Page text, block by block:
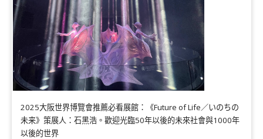
2025大阪世界博覽會推薦必看展館：《Future of Life／いのちの
未来》策展人：石黑浩。歡迎光臨50年以後的未來社會與1000年
以後的世界